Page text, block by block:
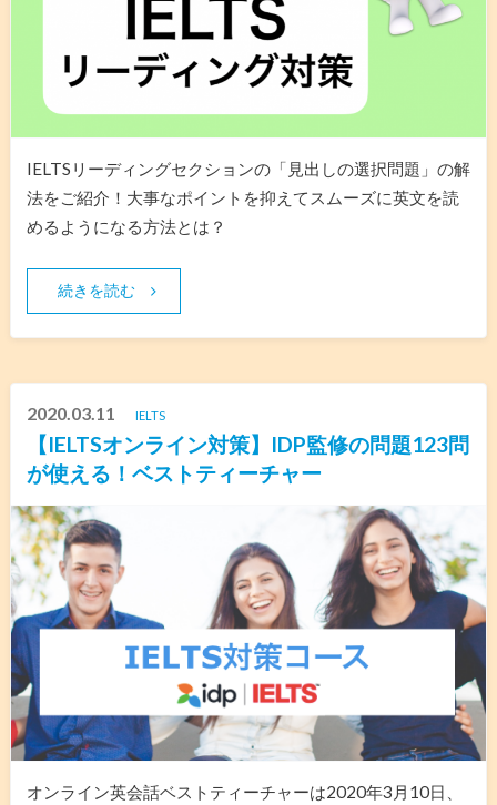
IELTSリーディングセクションの「見出しの選択問題」の解
法をご紹介！大事なポイントを抑えてスムーズに英文を読
めるようになる方法とは？
続きを読む
2020.03.11 IELTS
【IELTSオンライン対策】IDP監修の問題123問
が使える！ベストティーチャー
オンライン英会話ベストティーチャーは2020年3月10日、